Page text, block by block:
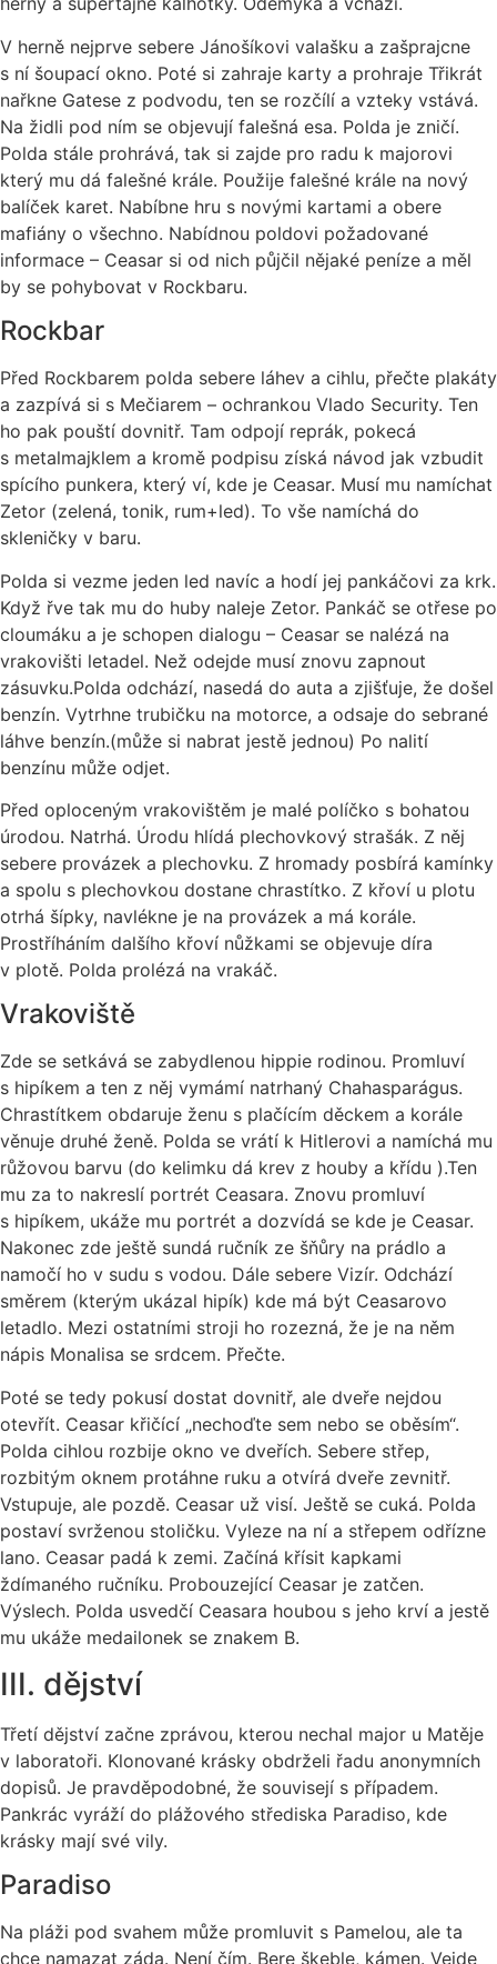
V herně nejprve sebere Jánošíkovi valašku a zašprajcne
s ní šoupací okno. Poté si zahraje karty a prohraje Třikrát
nařkne Gatese z podvodu, ten se rozčílí a vzteky vstává.
Na židli pod ním se objevují falešná esa. Polda je zničí.
Polda stále prohrává, tak si zajde pro radu k majorovi
který mu dá falešné krále. Použije falešné krále na nový
balíček karet. Nabíbne hru s novými kartami a obere
mafiány o všechno. Nabídnou poldovi požadované
informace – Ceasar si od nich půjčil nějaké peníze a měl
by se pohybovat v Rockbaru.
Rockbar
Před Rockbarem polda sebere láhev a cihlu, přečte plakáty
a zazpívá si s Mečiarem – ochrankou Vlado Security. Ten
ho pak pouští dovnitř. Tam odpojí reprák, pokecá
s metalmajklem a kromě podpisu získá návod jak vzbudit
spícího punkera, který ví, kde je Ceasar. Musí mu namíchat
Zetor (zelená, tonik, rum+led). To vše namíchá do
skleničky v baru.
Polda si vezme jeden led navíc a hodí jej pankáčovi za krk.
Když řve tak mu do huby naleje Zetor. Pankáč se otřese po
cloumáku a je schopen dialogu – Ceasar se nalézá na
vrakovišti letadel. Než odejde musí znovu zapnout
zásuvku.Polda odchází, nasedá do auta a zjišťuje, že došel
benzín. Vytrhne trubičku na motorce, a odsaje do sebrané
láhve benzín.(může si nabrat jestě jednou) Po nalití
benzínu může odjet.
Před oploceným vrakovištěm je malé políčko s bohatou
úrodou. Natrhá. Úrodu hlídá plechovkový strašák. Z něj
sebere provázek a plechovku. Z hromady posbírá kamínky
a spolu s plechovkou dostane chrastítko. Z křoví u plotu
otrhá šípky, navlékne je na provázek a má korále.
Prostříháním dalšího křoví nůžkami se objevuje díra
v plotě. Polda prolézá na vrakáč.
Vrakoviště
Zde se setkává se zabydlenou hippie rodinou. Promluví
s hipíkem a ten z něj vymámí natrhaný Chahasparágus.
Chrastítkem obdaruje ženu s plačícím děckem a korále
věnuje druhé ženě. Polda se vrátí k Hitlerovi a namíchá mu
růžovou barvu (do kelimku dá krev z houby a křídu ).Ten
mu za to nakreslí portrét Ceasara. Znovu promluví
s hipíkem, ukáže mu portrét a dozvídá se kde je Ceasar.
Nakonec zde ještě sundá ručník ze šňůry na prádlo a
namočí ho v sudu s vodou. Dále sebere Vizír. Odchází
směrem (kterým ukázal hipík) kde má být Ceasarovo
letadlo. Mezi ostatními stroji ho rozezná, že je na něm
nápis Monalisa se srdcem. Přečte.
Poté se tedy pokusí dostat dovnitř, ale dveře nejdou
otevřít. Ceasar křičící „nechoďte sem nebo se oběsím“.
Polda cihlou rozbije okno ve dveřích. Sebere střep,
rozbitým oknem protáhne ruku a otvírá dveře zevnitř.
Vstupuje, ale pozdě. Ceasar už visí. Ještě se cuká. Polda
postaví svrženou stoličku. Vyleze na ní a střepem odřízne
lano. Ceasar padá k zemi. Začíná křísit kapkami
ždímaného ručníku. Probouzející Ceasar je zatčen.
Výslech. Polda usvedčí Ceasara houbou s jeho krví a jestě
mu ukáže medailonek se znakem B.
III. dějství
Třetí dějství začne zprávou, kterou nechal major u Matěje
v laboratoři. Klonované krásky obdrželi řadu anonymních
dopisů. Je pravděpodobné, že souvisejí s případem.
Pankrác vyráží do plážového střediska Paradiso, kde
krásky mají své vily.
Paradiso
Na pláži pod svahem může promluvit s Pamelou, ale ta
chce namazat záda. Není čím. Bere škeble, kámen. Vejde